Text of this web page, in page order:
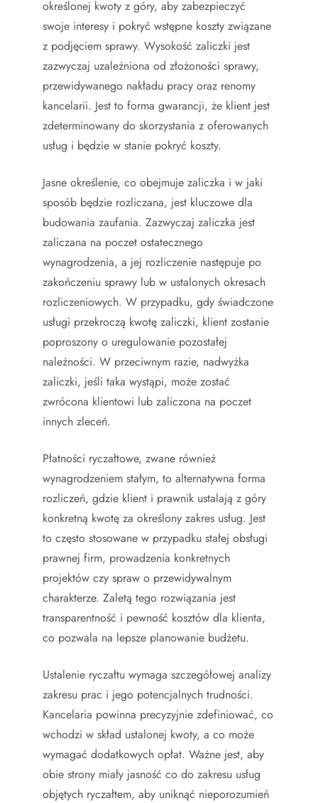
określonej kwoty z góry, aby zabezpieczyć
swoje interesy i pokryć wstępne koszty związane
z podjęciem sprawy. Wysokość zaliczki jest
zazwyczaj uzależniona od złożoności sprawy,
przewidywanego nakładu pracy oraz renomy
kancelarii. Jest to forma gwarancji, że klient jest
zdeterminowany do skorzystania z oferowanych
usług i będzie w stanie pokryć koszty.
Jasne określenie, co obejmuje zaliczka i w jaki
sposób będzie rozliczana, jest kluczowe dla
budowania zaufania. Zazwyczaj zaliczka jest
zaliczana na poczet ostatecznego
wynagrodzenia, a jej rozliczenie następuje po
zakończeniu sprawy lub w ustalonych okresach
rozliczeniowych. W przypadku, gdy świadczone
usługi przekroczą kwotę zaliczki, klient zostanie
poproszony o uregulowanie pozostałej
należności. W przeciwnym razie, nadwyżka
zaliczki, jeśli taka wystąpi, może zostać
zwrócona klientowi lub zaliczona na poczet
innych zleceń.
Płatności ryczałtowe, zwane również
wynagrodzeniem stałym, to alternatywna forma
rozliczeń, gdzie klient i prawnik ustalają z góry
konkretną kwotę za określony zakres usług. Jest
to często stosowane w przypadku stałej obsługi
prawnej firm, prowadzenia konkretnych
projektów czy spraw o przewidywalnym
charakterze. Zaletą tego rozwiązania jest
transparentność i pewność kosztów dla klienta,
co pozwala na lepsze planowanie budżetu.
Ustalenie ryczałtu wymaga szczegółowej analizy
zakresu prac i jego potencjalnych trudności.
Kancelaria powinna precyzyjnie zdefiniować, co
wchodzi w skład ustalonej kwoty, a co może
wymagać dodatkowych opłat. Ważne jest, aby
obie strony miały jasność co do zakresu usług
objętych ryczałtem, aby uniknąć nieporozumień